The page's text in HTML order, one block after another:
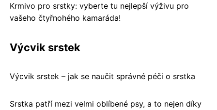
Krmivo pro srstky: vyberte tu nejlepší výživu pro
vašeho čtyřnohého kamaráda!
Výcvik srstek
Výcvik srstek – jak se naučit správné péči o srstka
Srstka patří mezi velmi oblíbené psy, a to nejen díky